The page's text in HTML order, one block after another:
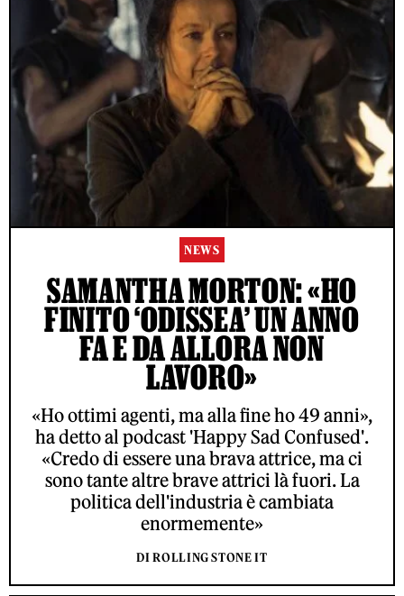
NEWS
SAMANTHA MORTON: «HO
FINITO ‘ODISSEA’ UN ANNO
FA E DA ALLORA NON
LAVORO»
«Ho ottimi agenti, ma alla fine ho 49 anni»,
ha detto al podcast 'Happy Sad Confused'.
«Credo di essere una brava attrice, ma ci
sono tante altre brave attrici là fuori. La
politica dell'industria è cambiata
enormemente»
DI ROLLING STONE IT